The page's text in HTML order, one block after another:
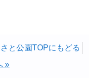
と公園TOPにもどる
»